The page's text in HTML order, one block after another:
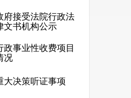
府接受法院行政法
文书机构公示
政事业性收费项目
况
大决策听证事项